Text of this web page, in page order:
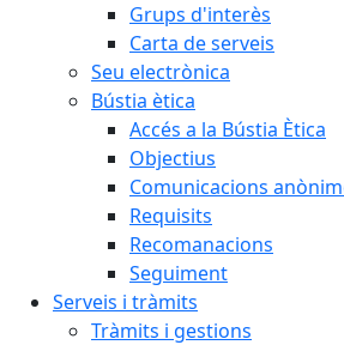
Grups d'interès
Carta de serveis
Seu electrònica
Bústia ètica
Accés a la Bústia Ètica
Objectius
Comunicacions
Requisits
Recomanacions
Seguiment
Serveis i tràmits
Tràmits i gestions